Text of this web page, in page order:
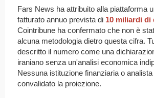
Fars News ha attribuito alla piattaforma
fatturato annuo prevista di 10 miliardi di
Cointribune ha confermato che non è
alcuna metodologia dietro questa cifra.
descritto il numero come una
iraniano senza un'analisi economica
Nessuna istituzione finanziaria o
convalidato la proiezione.